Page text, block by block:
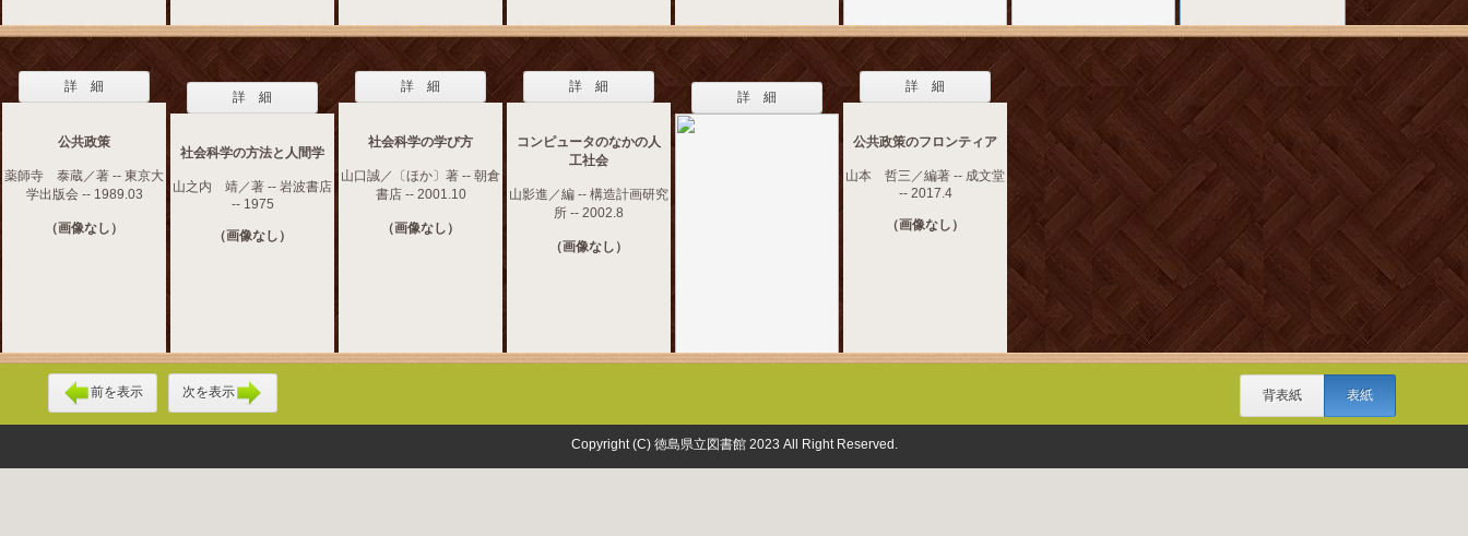
詳 細
公共政策
薬師寺 泰蔵／著 -- 東京大
学出版会 -- 1989.03
（画像なし）
詳 細
社会科学の方法と人間学
山之内 靖／著 -- 岩波書店
-- 1975
（画像なし）
詳 細
社会科学の学び方
山口誠／〔ほか〕著 -- 朝倉
書店 -- 2001.10
（画像なし）
詳 細
コンピュータのなかの人
工社会
山影進／編 -- 構造計画研究
所 -- 2002.8
（画像なし）
詳 細
詳 細
公共政策のフロンティア
山本 哲三／編著 -- 成文堂
-- 2017.4
（画像なし）
前を表示 次を表示 背表紙 表紙
Copyright (C) 徳島県立図書館 2023 All Right Reserved.